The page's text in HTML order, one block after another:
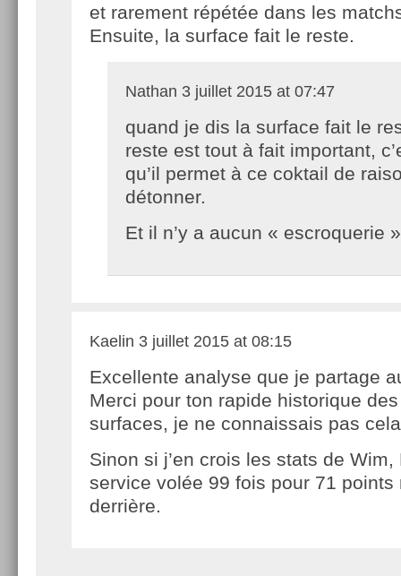
et rarement répétée dans les
Ensuite, la surface fait le reste.
Nathan 3 juillet 2015 at 07:47
quand je dis la surface fait le
reste est tout à fait important,
qu’il permet à ce coktail de
détonner.
Et il n’y a aucun « escroquerie
Kaelin 3 juillet 2015 at 08:15
Excellente analyse que je partage
Merci pour ton rapide historique des
surfaces, je ne connaissais pas
Sinon si j’en crois les stats de Wim,
service volée 99 fois pour 71 points
derrière.